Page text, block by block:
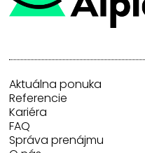
Aktuálna ponuka
Referencie
Kariéra
FAQ
Správa prenájmu